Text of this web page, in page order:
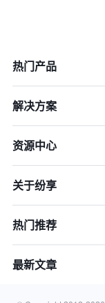
热门产品
解决方案
资源中心
关于纷享
热门推荐
最新文章